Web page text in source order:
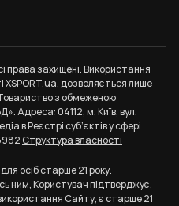
права захищені. Використання
XSPORT.ua, дозволяється лише
з обмеженою
Адреса: 04112, м. Київ, вул.
в Реєстрі суб’єктів у сфері
Структура власності
осіб старше 21 року.
ним, Користувач підтверджує,
Сайту, є старше 21